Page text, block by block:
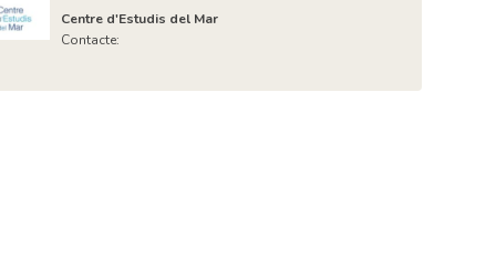
Centre d'Estudis del Mar
Contacte: